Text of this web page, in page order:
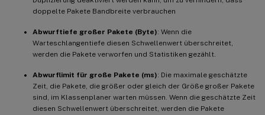
doppelte Pakete Bandbreite verbrauchen
Abwurftiefe großer Pakete (Byte): Wenn die
Warteschlangentiefe diesen Schwellenwert überschreitet,
werden die Pakete verworfen und Statistiken gezählt.
Abwurflimit für große Pakete (ms): Die maximale geschätzte
Zeit, die Pakete, die größer oder gleich der Größe großer Pakete
sind, im Klassenplaner warten müssen. Wenn die geschätzte Zeit
diesen Schwellenwert überschreitet, werden die Pakete